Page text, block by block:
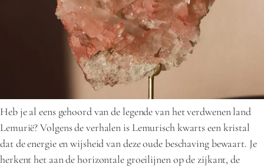
Heb je al eens gehoord van de legende van het verdwenen land
Lemurië? Volgens de verhalen is Lemurisch kwarts een kristal
dat de energie en wijsheid van deze oude beschaving bewaart. Je
herkent het aan de horizontale groeilijnen op de zijkant, de